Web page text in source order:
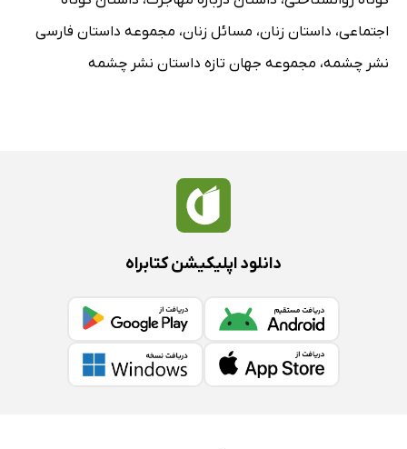
اجتماعی، داستان زنان، مسائل زنان، مجموعه داستان فارسی
نشر چشمه، مجموعه جهان تازه داستان نشر چشمه
دانلود اپلیکیشن کتابراه